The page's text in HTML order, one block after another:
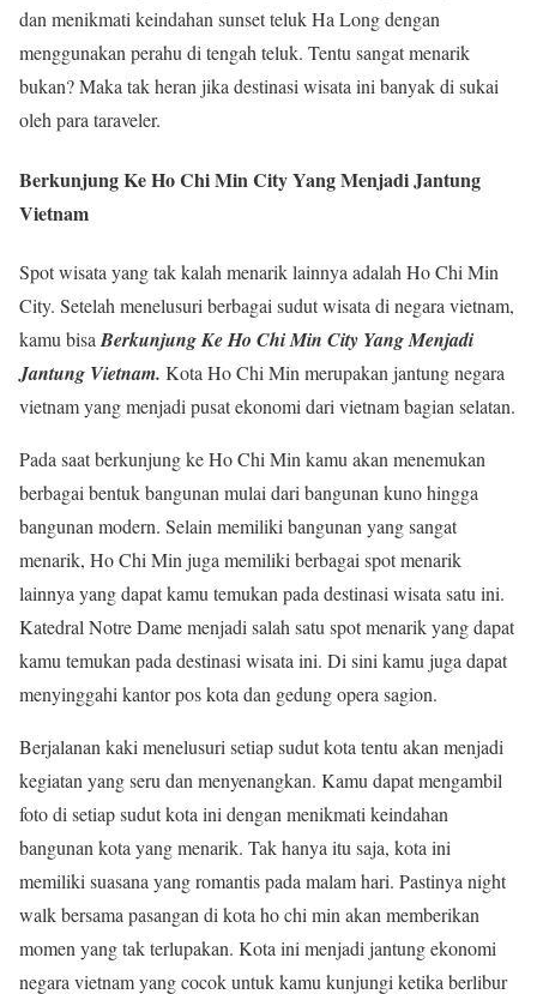
dan menikmati keindahan sunset teluk Ha Long dengan
menggunakan perahu di tengah teluk. Tentu sangat menarik
bukan? Maka tak heran jika destinasi wisata ini banyak di sukai
oleh para taraveler.
Berkunjung Ke Ho Chi Min City Yang Menjadi Jantung
Vietnam
Spot wisata yang tak kalah menarik lainnya adalah Ho Chi Min
City. Setelah menelusuri berbagai sudut wisata di negara vietnam,
kamu bisa Berkunjung Ke Ho Chi Min City Yang Menjadi
Jantung Vietnam. Kota Ho Chi Min merupakan jantung negara
vietnam yang menjadi pusat ekonomi dari vietnam bagian selatan.
Pada saat berkunjung ke Ho Chi Min kamu akan menemukan
berbagai bentuk bangunan mulai dari bangunan kuno hingga
bangunan modern. Selain memiliki bangunan yang sangat
menarik, Ho Chi Min juga memiliki berbagai spot menarik
lainnya yang dapat kamu temukan pada destinasi wisata satu ini.
Katedral Notre Dame menjadi salah satu spot menarik yang dapat
kamu temukan pada destinasi wisata ini. Di sini kamu juga dapat
menyinggahi kantor pos kota dan gedung opera sagion.
Berjalanan kaki menelusuri setiap sudut kota tentu akan menjadi
kegiatan yang seru dan menyenangkan. Kamu dapat mengambil
foto di setiap sudut kota ini dengan menikmati keindahan
bangunan kota yang menarik. Tak hanya itu saja, kota ini
memiliki suasana yang romantis pada malam hari. Pastinya night
walk bersama pasangan di kota ho chi min akan memberikan
momen yang tak terlupakan. Kota ini menjadi jantung ekonomi
negara vietnam yang cocok untuk kamu kunjungi ketika berlibur